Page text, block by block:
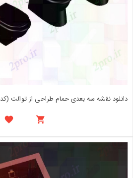
دانلود نقشه سه بعدی حمام طراحی از توالت (کد47194)